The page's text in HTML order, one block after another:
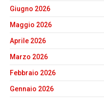
Giugno 2026
Maggio 2026
Aprile 2026
Marzo 2026
Febbraio 2026
Gennaio 2026